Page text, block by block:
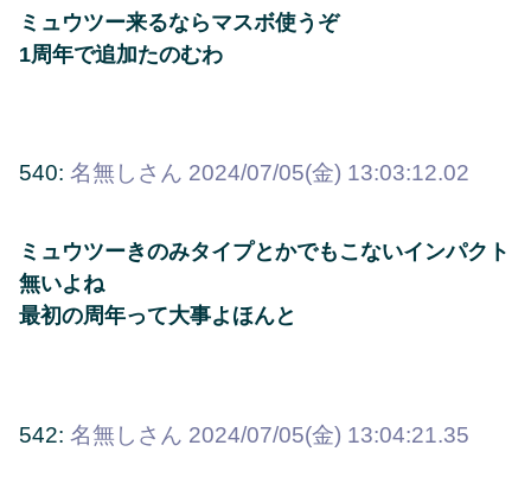
ミュウツー来るならマスボ使うぞ
1周年で追加たのむわ
540: 名無しさん 2024/07/05(金) 13:03:12.02
ミュウツーきのみタイプとかでもこないインパクト
無いよね
最初の周年って大事よほんと
542: 名無しさん 2024/07/05(金) 13:04:21.35